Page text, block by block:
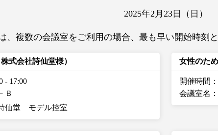
2025年2月23日（日）
、複数の会議室をご利用の場合、最も早い開始時刻
株式会社詩仙堂様）
- 17:00
Ｂ
仙堂 モデル控室
女性のた
開催時間
会議室名